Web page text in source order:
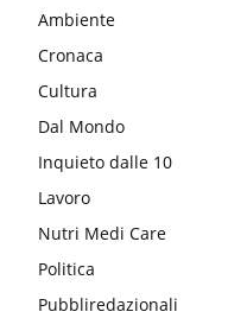
Ambiente
Cronaca
Cultura
Dal Mondo
Inquieto dalle 10
Lavoro
Nutri Medi Care
Politica
Pubbliredazionali